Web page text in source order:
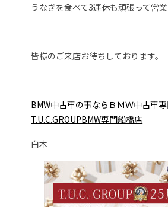
うなぎを食べて3連休も頑張って営業
皆様のご来店お待ちしております。
BMW中古車の事ならＢＭＷ中古車
T.U.C.GROUPBMW専門船橋店
白木